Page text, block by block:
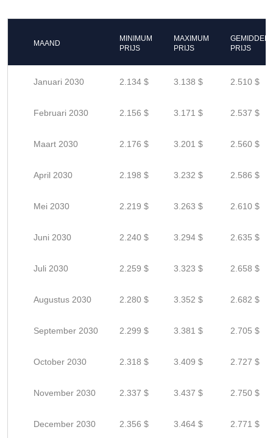
MAAND
MINIMUM
PRIJS
MAXIMUM
PRIJS
PRIJS
Januari 2030 2.134 $ 3.138 $ 2.510 $
Februari 2030 2.156 $ 3.171 $ 2.537 $
Maart 2030 2.176 $ 3.201 $ 2.560 $
April 2030 2.198 $ 3.232 $ 2.586 $
Mei 2030 2.219 $ 3.263 $ 2.610 $
Juni 2030 2.240 $ 3.294 $ 2.635 $
Juli 2030 2.259 $ 3.323 $ 2.658 $
Augustus 2030 2.280 $ 3.352 $ 2.682 $
September 2030 2.299 $ 3.381 $ 2.705 $
October 2030 2.318 $ 3.409 $ 2.727 $
November 2030 2.337 $ 3.437 $ 2.750 $
December 2030 2.356 $ 3.464 $ 2.771 $